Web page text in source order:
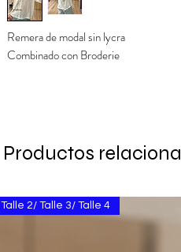
Remera de modal sin lycra
Combinado con Broderie
Productos
Talle 2/ Talle 3/ Talle 4